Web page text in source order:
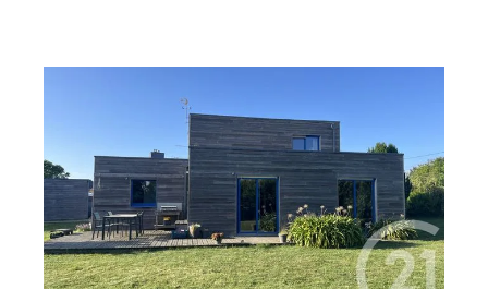
Maison à vendre
262 000 €
Découvrez cette maison à toit plat des années